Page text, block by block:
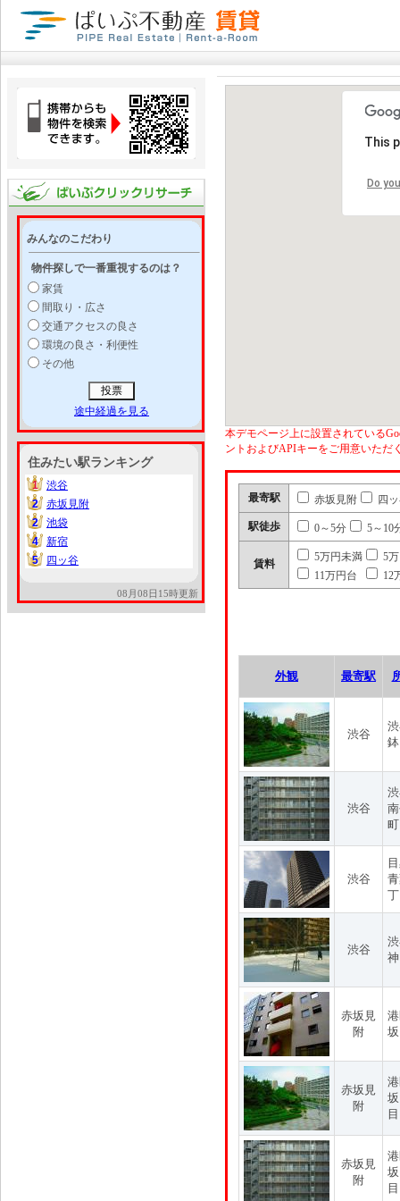
みんなのこだわり
物件探しで一番重視するのは？
家賃
間取り・広さ
交通アクセスの良さ
環境の良さ・利便性
その他
途中経過を見る
住みたい駅ランキング
1
1
渋谷
2
2
赤坂見附
2
2
池袋
4
4
新宿
5
5 四ッ谷
08月08日15時更新
This
Do
本デモページ上に設置されている
ントおよびAPIキーをご用意いただ
最寄駅 赤坂見附 四
駅徒歩 0～5分 5～10
賃料
5万円未満
5
11万円台
12
外観 最寄駅
渋谷
渋谷
渋谷
渋谷
赤坂見
附
赤坂見
附
目
赤坂見
附
目